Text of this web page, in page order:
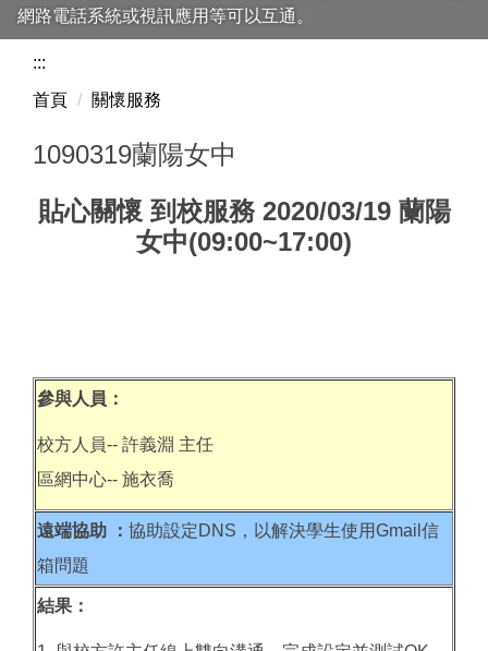
發電機，可確保網路連線不因電力中斷。
網路電話系統或視訊應用等可以互通。
:::
首頁
關懷服務
1090319蘭陽女中
貼心關懷 到校服務 2020/03/19 蘭陽
女中(09:00~17:00)
參與人員：
校方人員-- 許義淵 主任
區網中心-- 施衣喬
遠端協助 ： 協助設定DNS，以解決學生使用Gmail信
箱問題
結果：